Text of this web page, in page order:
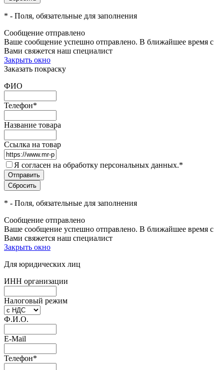
* - Поля, обязательные для заполнения
Сообщение отправлено
Ваше сообщение успешно отправлено. В ближайшее время с
Вами свяжется наш специалист
Закрыть окно
Заказать покраску
ФИО
Телефон*
Название товара
Ссылка на товар
Я согласен на обработку персональных данных.*
* - Поля, обязательные для заполнения
Сообщение отправлено
Ваше сообщение успешно отправлено. В ближайшее время с
Вами свяжется наш специалист
Закрыть окно
Для юридических лиц
ИНН организации
Налоговый режим
Ф.И.О.
E-Mail
Телефон*